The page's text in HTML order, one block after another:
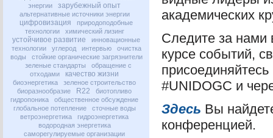
энергии
зарубежный опыт
альтернативные источники энергии
цифровизация
природоподобные
технологии
химический лизинг
устойчивое развитие
инновационные
технологии
углерод интервью
очистка
воды
стойкие органические загрязнители
зеленые стандарты
обращение с
отходами
качество жизни
биоэнергетика
зеленое строительство
биоразнообразие
R22
биотопливо
гидропоника
общественное обсуждение
глобальное потепление
сточные воды
ветроэнергетика
гидроэнергетика
водородная энергетика
саморегулируемые организации
академических
Следите за нами
курсе событий,
#UNIDOGC и
Здесь Вы
конференцией.